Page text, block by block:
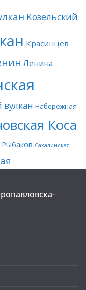
Козельский
Красинцев
Ленина
Набережная
Коса
Рыбаков Сахалинская